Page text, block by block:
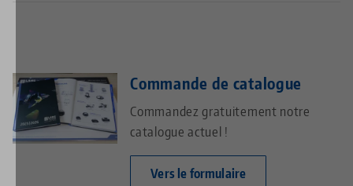
Commande de catalogue
Commandez gratuitement notre
catalogue actuel !
Vers le formulaire